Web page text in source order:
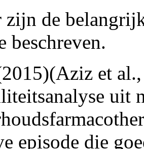
de
beschreven.
et
uit
episode die